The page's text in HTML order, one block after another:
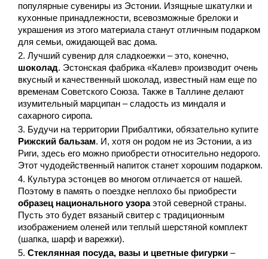
популярные сувениры из Эстонии. Изящные шкатулки и
кухонные принадлежности, всевозможные брелоки и
украшения из этого материала станут отличным подарком
для семьи, ожидающей вас дома.
Лучший сувенир для сладкоежки – это, конечно,
шоколад. Эстонская фабрика «Калев» производит очень
вкусный и качественный шоколад, известный нам еще по
временам Советского Союза. Также в Таллине делают
изумительный марципан – сладость из миндаля и
сахарного сиропа.
Будучи на территории Прибалтики, обязательно купите
Рижский бальзам. И, хотя он родом не из Эстонии, а из
Риги, здесь его можно приобрести относительно недорого.
Этот чудодейственный напиток станет хорошим подарком.
Культура эстонцев во многом отличается от нашей.
Поэтому в память о поездке неплохо бы приобрести
образец национального узораэтой северной страны.
Пусть это будет вязаный свитер с традиционным
изображением оленей или теплый шерстяной комплект
(шапка, шарф и варежки).
Стеклянная посуда, вазы и цветные фигурки –